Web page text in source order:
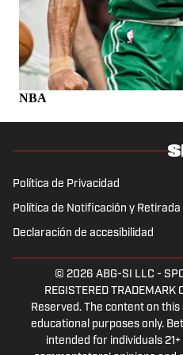
NBA
Política de Privacidad
Política de Notificación y Retirada
Declaración de accesibilidad
© 2026 ABG-SI LLC -
REGISTERED
Reserved. The content on
educational purposes only.
intended for individuals